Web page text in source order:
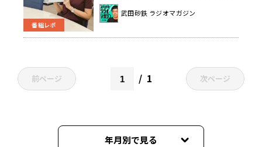
番組レポ
がある」
武田砂鉄 ラジオマガジン
前ページ 1 次ページ
年月別で見る